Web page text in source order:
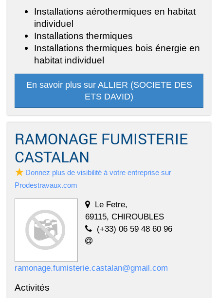
Installations aérothermiques en habitat
individuel
Installations thermiques
Installations thermiques bois énergie en
habitat individuel
En savoir plus sur ALLIER (SOCIETE DES
ETS DAVID)
RAMONAGE FUMISTERIE
CASTALAN
Donnez plus de visibilité à votre entreprise sur
Prodestravaux.com
Le Fetre,
69115, CHIROUBLES
(+33) 06 59 48 60 96
ramonage.fumisterie.castalan@gmail.com
Activités